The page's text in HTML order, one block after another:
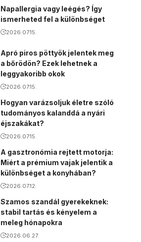
Napallergia vagy leégés? Így
ismerheted fel a különbséget
2026.07.15.
Apró piros pöttyök jelentek meg
a bőrödön? Ezek lehetnek a
leggyakoribb okok
2026.07.15.
Hogyan varázsoljuk életre szóló
tudományos kalanddá a nyári
éjszakákat?
2026.07.15.
A gasztronómia rejtett motorja:
Miért a prémium vajak jelentik a
különbséget a konyhában?
2026.07.12.
Szamos szandál gyerekeknek:
stabil tartás és kényelem a
meleg hónapokra
2026.06.27.